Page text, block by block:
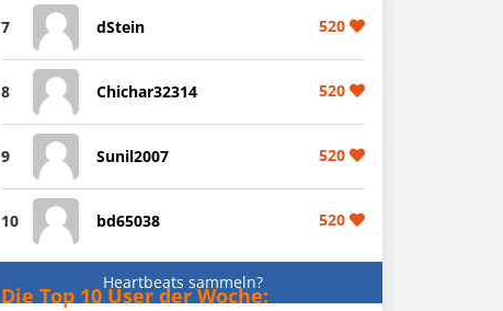
7 dStein 520
8 Chichar32314 520
9 Sunil2007 520
10 bd65038 520
Heartbeats sammeln?
Die Top 10 User der Woche: